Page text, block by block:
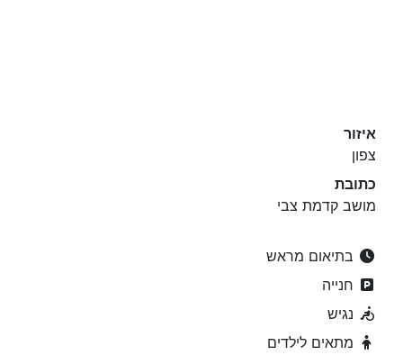
איזור
צפון
כתובת
מושב קדמת צבי
בתיאום מראש
חנייה
נגיש
מתאים לילדים